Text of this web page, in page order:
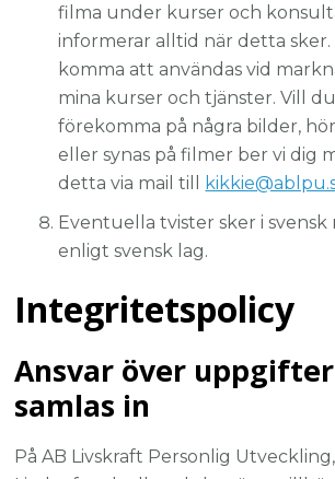
filma under kurser och
informerar alltid när detta sker.
komma att användas vid
mina kurser och tjänster. Vill
förekomma på några bilder,
eller synas på filmer ber vi dig
detta via mail till
Eventuella tvister sker i
enligt svensk lag.
Integritetspolicy
Ansvar över
samlas in
På AB Livskraft Personlig